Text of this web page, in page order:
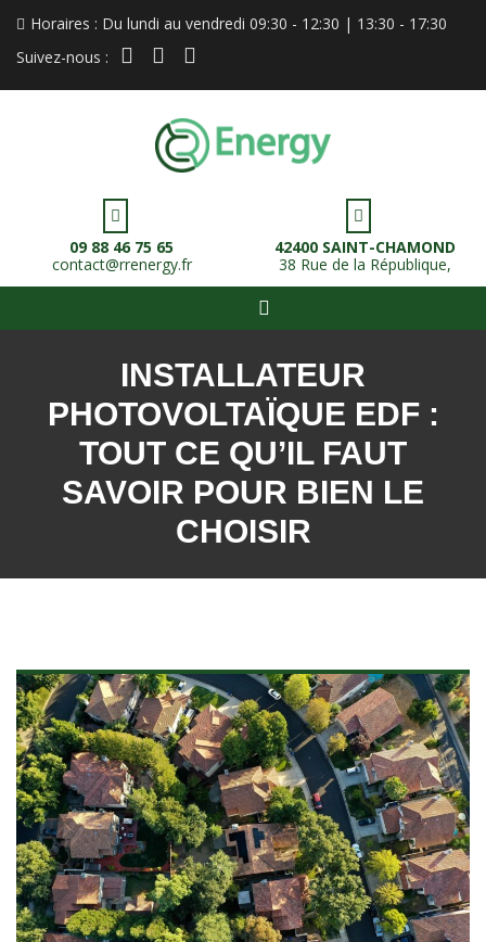
Horaires : Du lundi au vendredi 09:30 - 12:30 | 13:30 - 17:30
Suivez-nous :
instagramlinkedinfacebook
09 88 46 75 65
contact@rrenergy.fr
42400 SAINT-CHAMOND
38 Rue de la République,
INSTALLATEUR
PHOTOVOLTAÏQUE EDF :
TOUT CE QU’IL FAUT
SAVOIR POUR BIEN LE
CHOISIR